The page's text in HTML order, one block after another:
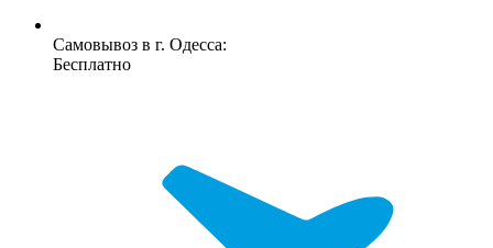
Самовывоз в г. Одесса:
Бесплатно